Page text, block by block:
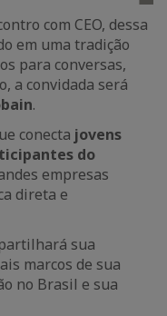
com CEO, dessa
em uma tradição
para conversas,
a convidada será
.
conecta jovens
do
empresas
direta e
sua
marcos de sua
no Brasil e sua